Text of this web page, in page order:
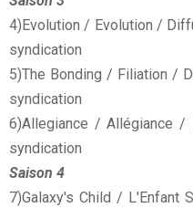
4)Evolution / Evolution /
syndication
5)The Bonding / Filiation /
syndication
6)Allegiance / Allégiance
syndication
Saison 4
7)Galaxy's Child / L'Enfant